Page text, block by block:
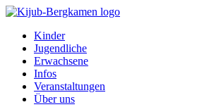
Kinder
Jugendliche
Erwachsene
Infos
Veranstaltungen
Über uns